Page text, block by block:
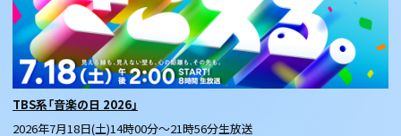
TBS系「音楽の日 2026」
2026年7月18日(土)14時00分〜21時56分生放送